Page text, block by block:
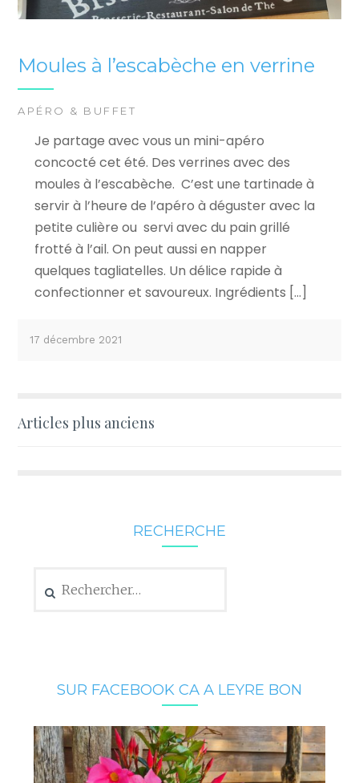
Moules à l’escabèche en verrine
APÉRO & BUFFET
Je partage avec vous un mini-apéro
concocté cet été. Des verrines avec des
moules à l’escabèche. C’est une tartinade à
servir à l’heure de l’apéro à déguster avec la
petite culière ou servi avec du pain grillé
frotté à l’ail. On peut aussi en napper
quelques tagliatelles. Un délice rapide à
confectionner et savoureux. Ingrédients […]
17 décembre 2021
Navigation
Articles plus anciens
RECHERCHE
SUR FACEBOOK CA A LEYRE BON